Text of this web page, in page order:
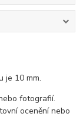
je 10 mm.
fotografií.
ocenění nebo